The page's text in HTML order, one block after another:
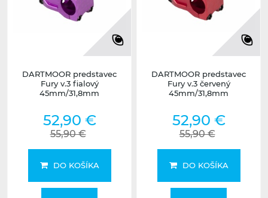
DARTMOOR predstavec
Fury v.3 fialový
45mm/31,8mm
52,90 €
55,90 €
DO KOŠÍKA
DARTMOOR predstavec
Fury v.3 červený
45mm/31,8mm
52,90 €
55,90 €
DO KOŠÍKA